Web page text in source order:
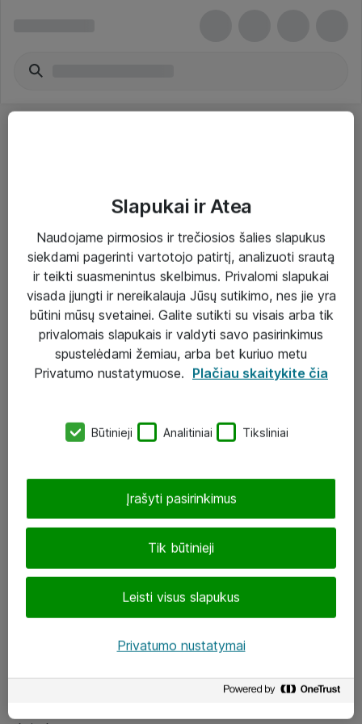
Paslaugos
Sprendimai
Įgyvendinti projektai
Atea ekspertų patarimai verslui
eShop@atea.lt
LinkedIn
Slapukai ir Atea
Naudojame pirmosios ir trečiosios šalies slapukus
siekdami pagerinti vartotojo patirtį, analizuoti srautą
ir teikti suasmenintus skelbimus. Privalomi slapukai
visada įjungti ir nereikalauja Jūsų sutikimo, nes jie yra
būtini mūsų svetainei. Galite sutikti su visais arba tik
privalomais slapukais ir valdyti savo pasirinkimus
spustelėdami žemiau, arba bet kuriuo metu
Privatumo nustatymuose. Plačiau skaitykite čia
Būtinieji Analitiniai Tiksliniai
Tik būtinieji
Leisti visus slapukus
Įrašyti pasirinkimus
Privatumo nustatymai